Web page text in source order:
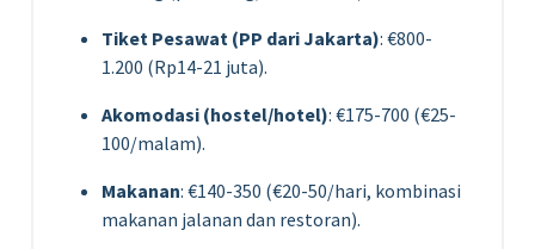
Tiket Pesawat (PP dari Jakarta): €800-
1.200 (Rp14-21 juta).
Akomodasi (hostel/hotel): €175-700 (€25-
100/malam).
Makanan: €140-350 (€20-50/hari, kombinasi
makanan jalanan dan restoran).